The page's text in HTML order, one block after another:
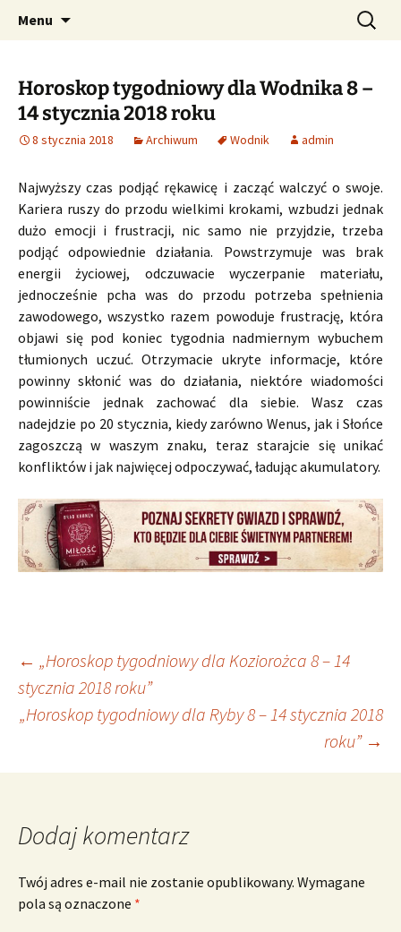
CzaroMarowy horoskop
dzienny, miesięczny i
tygodniowy
Profesjonalne przepowiednie astrologiczne
Menu Szukaj:
Horoskop tygodniowy dla Wodnika 8 –
14 stycznia 2018 roku
8 stycznia 2018 Archiwum Wodnik admin
Najwyższy czas podjąć rękawicę i zacząć walczyć o swoje.
Kariera ruszy do przodu wielkimi krokami, wzbudzi jednak
dużo emocji i frustracji, nic samo nie przyjdzie, trzeba
podjąć odpowiednie działania. Powstrzymuje was brak
energii życiowej, odczuwacie wyczerpanie materiału,
jednocześnie pcha was do przodu potrzeba spełnienia
zawodowego, wszystko razem powoduje frustrację, która
objawi się pod koniec tygodnia nadmiernym wybuchem
tłumionych uczuć. Otrzymacie ukryte informacje, które
powinny skłonić was do działania, niektóre wiadomości
powinniście jednak zachować dla siebie. Wasz czas
nadejdzie po 20 stycznia, kiedy zarówno Wenus, jak i Słońce
zagoszczą w waszym znaku, teraz starajcie się unikać
konfliktów i jak najwięcej odpoczywać, ładując akumulatory.
Nawigacja
wpisu
← „Horoskop tygodniowy dla Koziorożca 8 – 14
stycznia 2018 roku”
„Horoskop tygodniowy dla Ryby 8 – 14 stycznia 2018
roku” →
Dodaj komentarz
Twój adres e-mail nie zostanie opublikowany. Wymagane
pola są oznaczone *